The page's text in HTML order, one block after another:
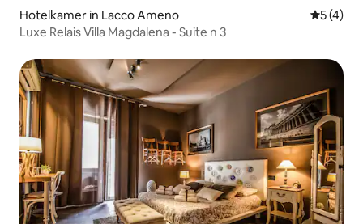
Hotelkamer in Lacco Ameno
5 (4)
Luxe Relais Villa Magdalena - Suite n 3